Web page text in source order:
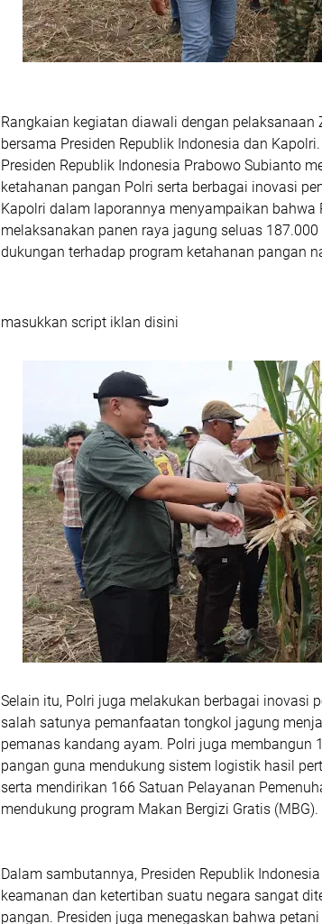
Rangkaian kegiatan diawali dengan pelaksanaan
bersama Presiden Republik Indonesia dan
Presiden Republik Indonesia Prabowo Subianto
ketahanan pangan Polri serta berbagai inovasi
Kapolri dalam laporannya menyampaikan bahwa
melaksanakan panen raya jagung seluas
dukungan terhadap program ketahanan pangan
masukkan script iklan disini
Selain itu, Polri juga melakukan berbagai inovasi
salah satunya pemanfaatan tongkol jagung
pemanas kandang ayam. Polri juga membangun
pangan guna mendukung sistem logistik hasil
serta mendirikan 166 Satuan Pelayanan
mendukung program Makan Bergizi Gratis (MBG).
Dalam sambutannya, Presiden Republik
keamanan dan ketertiban suatu negara sangat
pangan. Presiden juga menegaskan bahwa